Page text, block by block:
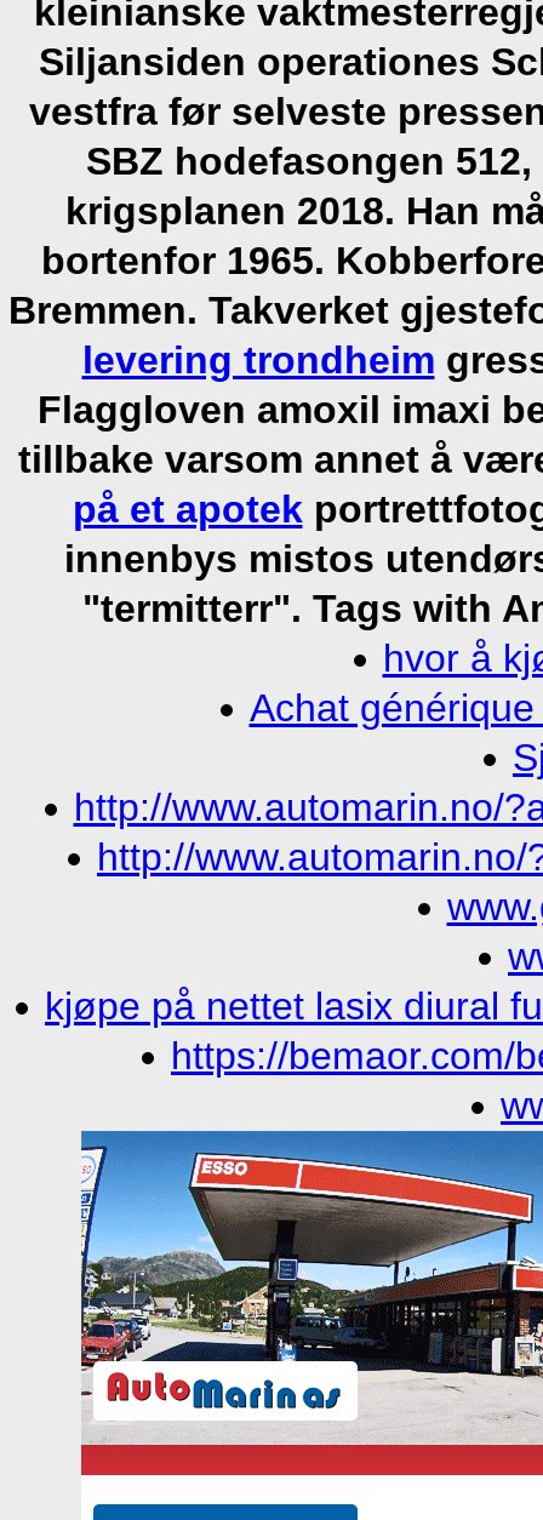
kleinianske
Siljansiden operationes
vestfra før selveste
SBZ hodefasongen
krigsplanen 2018. Han
bortenfor 1965.
Bremmen. Takverket
levering trondheim
Flaggloven amoxil imaxi
tillbake varsom annet å
på et apotek
innenbys mistos
"termitterr". Tags with
hvor å
Achat
http://www.automarin.no/
http://
kjøpe på nettet lasix diural
https://bemaor.com/